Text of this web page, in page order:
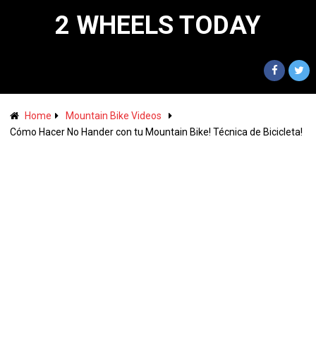
2 WHEELS TODAY
Home
Mountain Bike Videos
Cómo Hacer No Hander con tu Mountain Bike! Técnica de Bicicleta!